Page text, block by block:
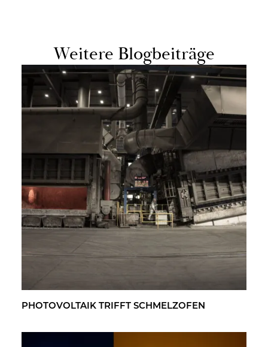
Wei­te­re Blog­bei­trä­ge
PHO­TO­VOL­TA­IK TRIFFT SCHMELZ­OFEN